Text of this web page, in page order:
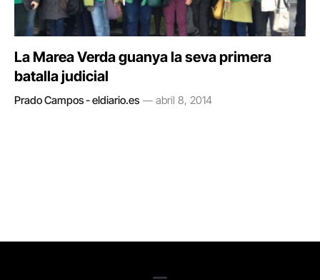
La Marea Verda guanya la seva primera
batalla judicial
Prado Campos - eldiario.es abril 8, 2014